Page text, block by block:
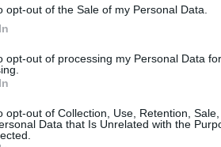
opt-out of the Sale of my Personal Data.
opt-out of processing my Personal Data
opt-out of Collection, Use, Retention,
Data that Is Unrelated with the
του Ρίσι Σούνακ
της Βρετανίας Ρίσι
ιδρυτή της εταιρείας
Μούρτι, είναι η πρώτη
αυτοκινητοβιομηχανία της